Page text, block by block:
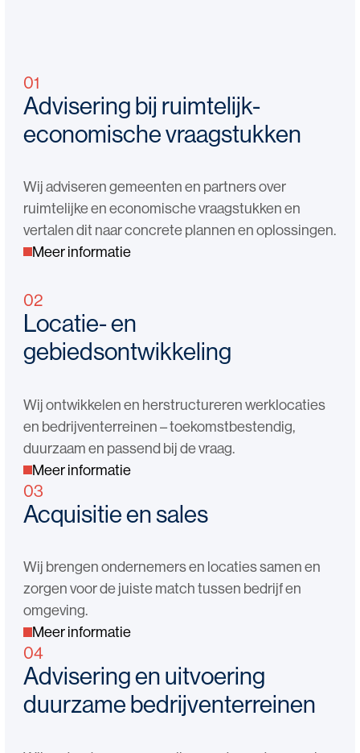
01
Advisering bij ruimtelijk-
economische vraagstukken
Wij adviseren gemeenten en partners over
ruimtelijke en economische vraagstukken en
vertalen dit naar concrete plannen en oplossingen.
Meer informatie
02
Locatie- en
gebiedsontwikkeling
Wij ontwikkelen en herstructureren werklocaties
en bedrijventerreinen – toekomstbestendig,
duurzaam en passend bij de vraag.
Meer informatie
03
Acquisitie en sales
Wij brengen ondernemers en locaties samen en
zorgen voor de juiste match tussen bedrijf en
omgeving.
Meer informatie
04
Advisering en uitvoering
duurzame bedrijventerreinen